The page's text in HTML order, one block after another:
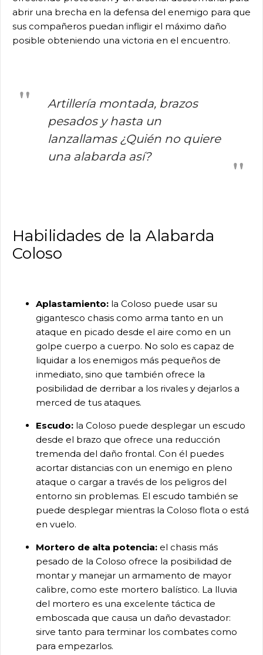
abrir una brecha en la defensa del enemigo para que
sus compañeros puedan infligir el máximo daño
posible obteniendo una victoria en el encuentro.
Artillería montada, brazos
pesados y hasta un
lanzallamas ¿Quién no quiere
una alabarda así?
Habilidades de la Alabarda
Coloso
Aplastamiento: la Coloso puede usar su
gigantesco chasis como arma tanto en un
ataque en picado desde el aire como en un
golpe cuerpo a cuerpo. No solo es capaz de
liquidar a los enemigos más pequeños de
inmediato, sino que también ofrece la
posibilidad de derribar a los rivales y dejarlos a
merced de tus ataques.
Escudo: la Coloso puede desplegar un escudo
desde el brazo que ofrece una reducción
tremenda del daño frontal. Con él puedes
acortar distancias con un enemigo en pleno
ataque o cargar a través de los peligros del
entorno sin problemas. El escudo también se
puede desplegar mientras la Coloso flota o está
en vuelo.
Mortero de alta potencia: el chasis más
pesado de la Coloso ofrece la posibilidad de
montar y manejar un armamento de mayor
calibre, como este mortero balístico. La lluvia
del mortero es una excelente táctica de
emboscada que causa un daño devastador:
sirve tanto para terminar los combates como
para empezarlos.